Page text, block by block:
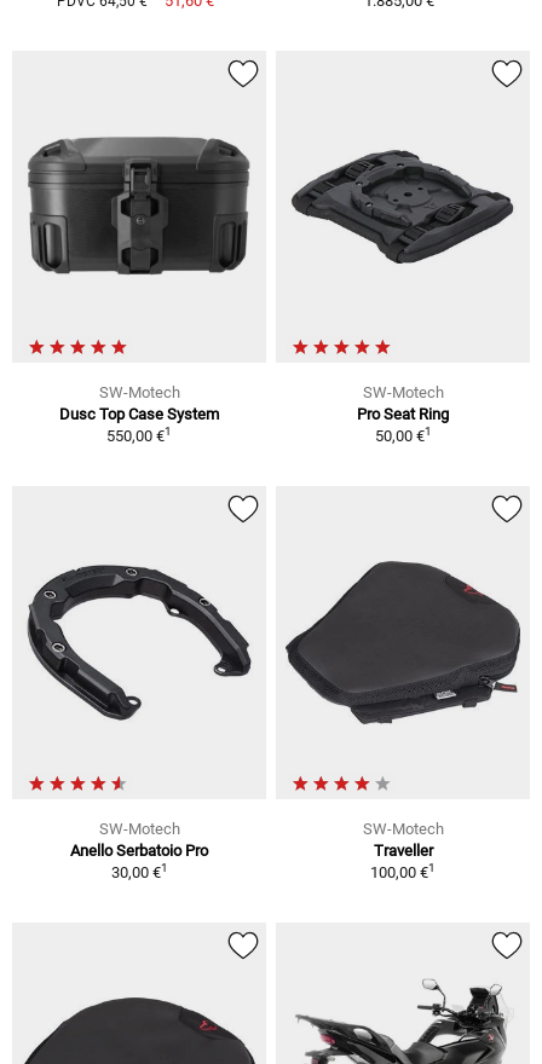
SW-Motech
Dusc Top Case System
550,00 €1
SW-Motech
Pro Seat Ring
50,00 €1
SW-Motech
Anello Serbatoio Pro
30,00 €1
SW-Motech
Traveller
100,00 €1